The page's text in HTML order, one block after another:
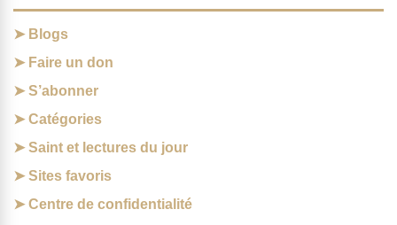
Blogs
Faire un don
S’abonner
Catégories
Saint et lectures du jour
Sites favoris
Centre de confidentialité